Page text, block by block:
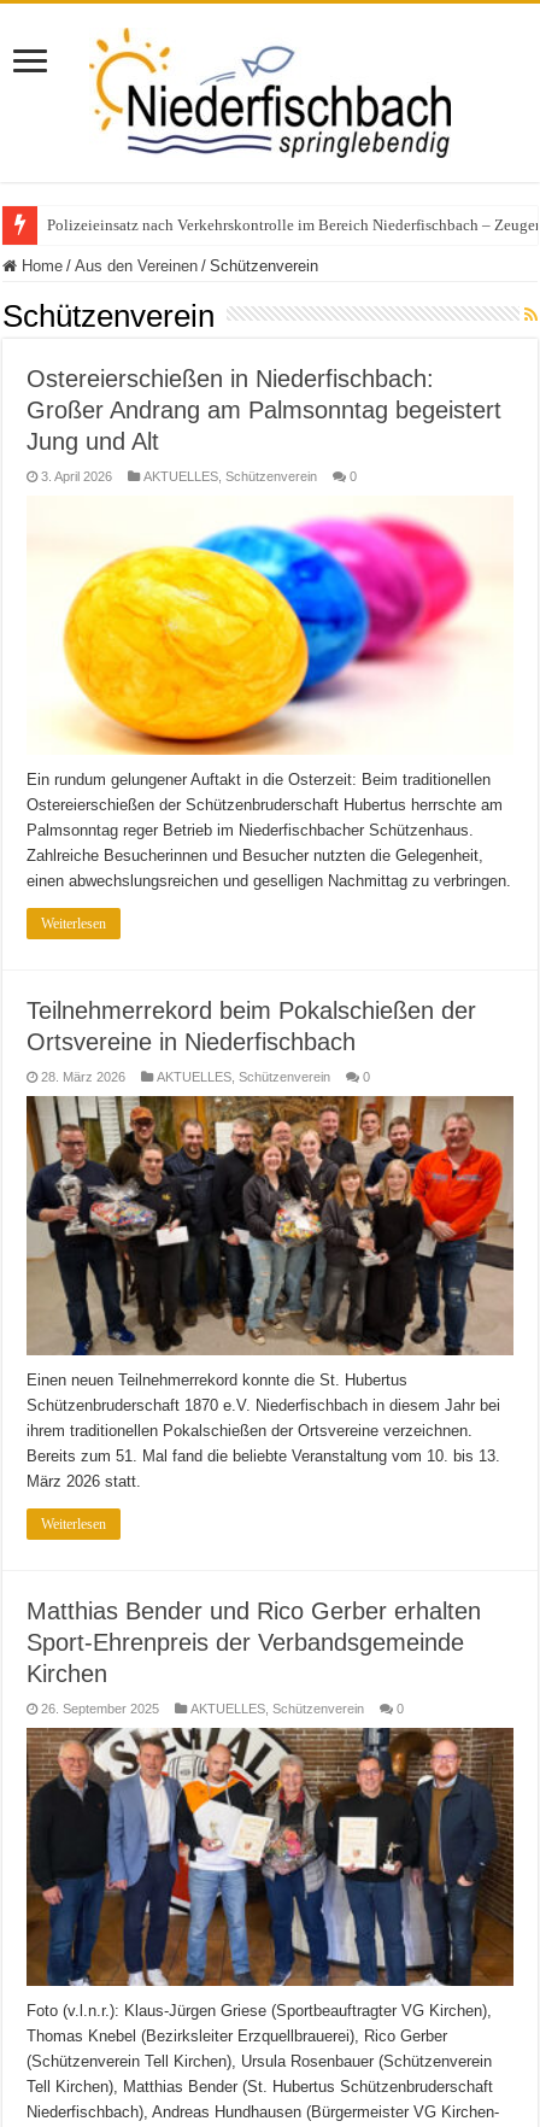
Polizeieinsatz nach Verkehrskontrolle im Bereich Niederfischbach –
Home / Aus den Vereinen / Schützenverein
Schützenverein
Ostereierschießen in Niederfischbach:
Großer Andrang am Palmsonntag begeistert
Jung und Alt
3. April 2026 AKTUELLES ,Schützenverein 0
Ein rundum gelungener Auftakt in die Osterzeit: Beim traditionellen
Ostereierschießen der Schützenbruderschaft Hubertus herrschte am
Palmsonntag reger Betrieb im Niederfischbacher Schützenhaus.
Zahlreiche Besucherinnen und Besucher nutzten die Gelegenheit,
einen abwechslungsreichen und geselligen Nachmittag zu verbringen.
Weiterlesen
Teilnehmerrekord beim Pokalschießen der
Ortsvereine in Niederfischbach
28. März 2026 AKTUELLES ,Schützenverein 0
Einen neuen Teilnehmerrekord konnte die St. Hubertus
Schützenbruderschaft 1870 e.V. Niederfischbach in diesem Jahr bei
ihrem traditionellen Pokalschießen der Ortsvereine verzeichnen.
Bereits zum 51. Mal fand die beliebte Veranstaltung vom 10. bis 13.
März 2026 statt.
Weiterlesen
Matthias Bender und Rico Gerber erhalten
Sport-Ehrenpreis der Verbandsgemeinde
Kirchen
26. September 2025 AKTUELLES ,Schützenverein 0
Foto (v.l.n.r.): Klaus-Jürgen Griese (Sportbeauftragter VG Kirchen),
Thomas Knebel (Bezirksleiter Erzquellbrauerei), Rico Gerber
(Schützenverein Tell Kirchen), Ursula Rosenbauer (Schützenverein
Tell Kirchen), Matthias Bender (St. Hubertus Schützenbruderschaft
Niederfischbach), Andreas Hundhausen (Bürgermeister VG Kirchen-